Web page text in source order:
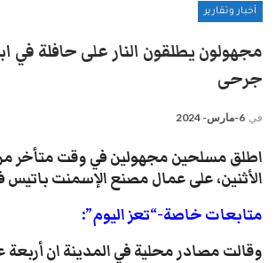
أخبار وتقارير
مجهولون يطلقون النار على حافلة في
جرحى
في 6-مارس- 2024
اطلق مسلحين مجهولين في وقت متأخر
الأثنين، على عمال مصنع الإسمنت
متابعات خاصة-“تعز اليوم”:
وقالت مصادر محلية في المدينة ان